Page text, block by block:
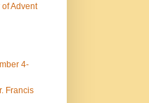
Advent
4-
Francis